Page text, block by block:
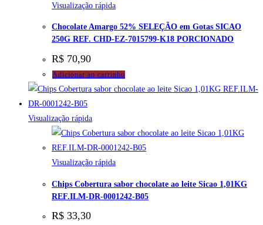
Visualização rápida
Chocolate Amargo 52% SELEÇÃO em Gotas SICAO
250G REF. CHD-EZ-7015799-K18 PORCIONADO
R$ 70,90
Adicionar ao carrinho
Visualização rápida
Visualização rápida
Chips Cobertura sabor chocolate ao leite Sicao 1,01KG
REF.ILM-DR-0001242-B05
R$ 33,30